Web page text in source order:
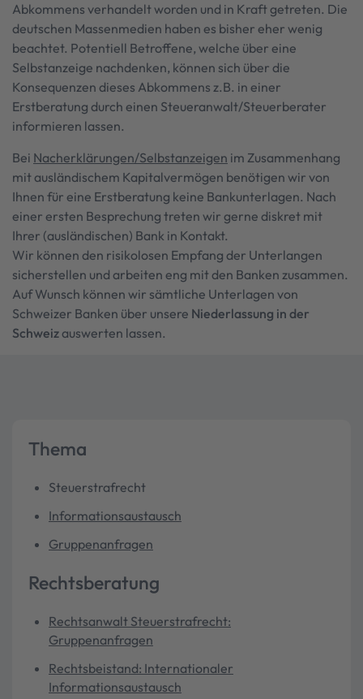
Abkommens verhandelt worden und in Kraft getreten. Die
deutschen Massenmedien haben es bisher eher wenig
beachtet. Potentiell Betroffene, welche über eine
Selbstanzeige nachdenken, können sich über die
Konsequenzen dieses Abkommens z.B. in einer
Erstberatung durch einen Steueranwalt/Steuerberater
informieren lassen.
Bei Nacherklärungen/Selbstanzeigen im Zusammenhang
mit ausländischem Kapitalvermögen benötigen wir von
Ihnen für eine Erstberatung keine Bankunterlagen. Nach
einer ersten Besprechung treten wir gerne diskret mit
Ihrer (ausländischen) Bank in Kontakt.
Wir können den risikolosen Empfang der Unterlangen
sicherstellen und arbeiten eng mit den Banken zusammen.
Auf Wunsch können wir sämtliche Unterlagen von
Schweizer Banken über unsere Niederlassung in der
Schweizauswerten lassen.
Thema
Steuerstrafrecht
Informationsaustausch
Gruppenanfragen
Rechtsberatung
Rechtsanwalt Steuerstrafrecht:
Gruppenanfragen
Rechtsbeistand: Internationaler
Informationsaustausch